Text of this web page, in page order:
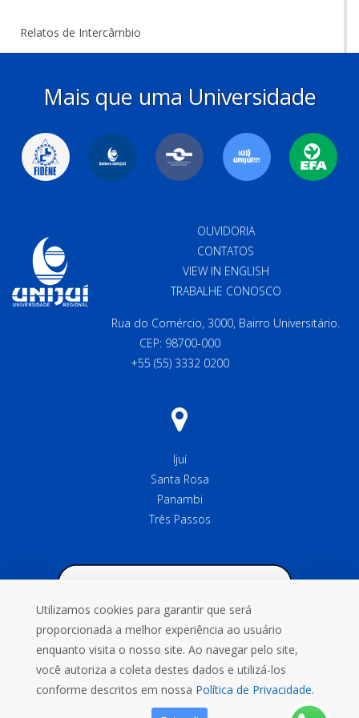
Relatos de Intercâmbio
Mais que uma Universidade
OUVIDORIA
CONTATOS
VIEW IN ENGLISH
TRABALHE CONOSCO
Rua do Comércio, 3000, Bairro Universitário.
CEP: 98700-000
+55 (55) 3332 0200
Ijuí
Santa Rosa
Panambi
Três Passos
Utilizamos cookies para garantir que será
proporcionada a melhor experiência ao usuário
enquanto visita o nosso site. Ao navegar pelo site,
você autoriza a coleta destes dados e utilizá-los
conforme descritos em nossa Política de Privacidade.